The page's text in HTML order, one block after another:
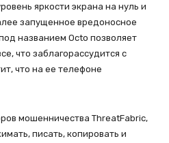
яркости экрана на нуль и
запущенное вредоносное
названием Octo позволяет
что заблагорассудится с
что на ее телефоне
мошенничества ThreatFabric,
писать, копировать и